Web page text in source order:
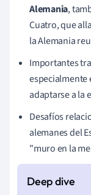
Alemania,
Cuatro, que
la Alemania
Importantes
especialmente
adaptarse a la
Desafíos
alemanes del
"muro en la